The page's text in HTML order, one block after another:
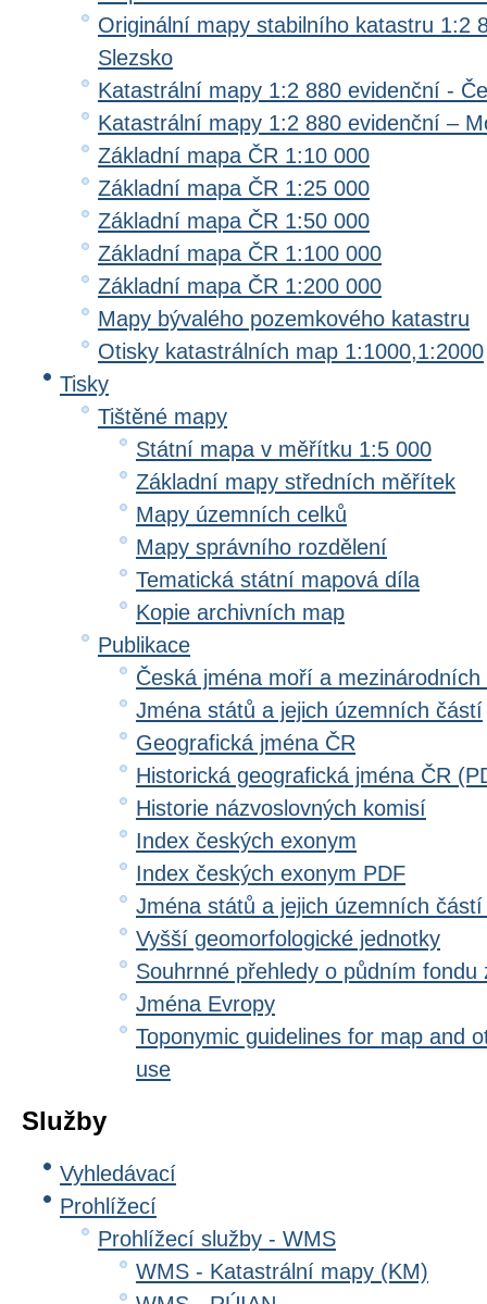
Originální mapy stabilního katastru 1:2
Slezsko
Katastrální mapy 1:2 880 evidenční -
Katastrální mapy 1:2 880 evidenční –
Základní mapa ČR 1:10 000
Základní mapa ČR 1:25 000
Základní mapa ČR 1:50 000
Základní mapa ČR 1:100 000
Základní mapa ČR 1:200 000
Mapy bývalého pozemkového katastru
Otisky katastrálních map 1:1000,1:2000
Tisky
Tištěné mapy
Státní mapa v měřítku 1:5 000
Základní mapy středních měřítek
Mapy územních celků
Mapy správního rozdělení
Tematická státní mapová díla
Kopie archivních map
Publikace
Česká jména moří a
Jména států a jejich územních částí
Geografická jména ČR
Historická geografická jména ČR
Historie názvoslovných komisí
Index českých exonym
Index českých exonym PDF
Jména států a jejich územních
Vyšší geomorfologické jednotky
Souhrnné přehledy o půdním fondu
Jména Evropy
Toponymic guidelines for map and
use
Služby
Vyhledávací
Prohlížecí
Prohlížecí služby - WMS
WMS - Katastrální mapy (KM)